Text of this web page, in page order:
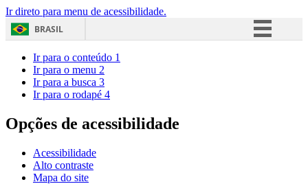
Ir direto para menu de acessibilidade.
BRASIL
Acesso à informação
Ir para o conteúdo 1
Ir para o menu 2
Ir para a busca 3
Ir para o rodapé 4
Opções de acessibilidade
Acessibilidade
Alto contraste
Mapa do site